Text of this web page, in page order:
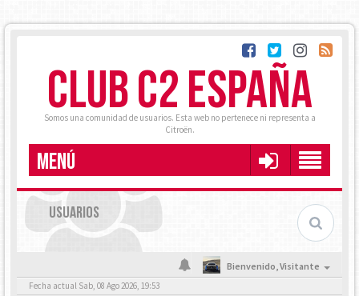
CLUB C2 ESPAÑA
Somos una comunidad de usuarios. Esta web no pertenece ni representa a
Citroën.
MENÚ
USUARIOS
Bienvenido,Visitante
Fecha actual Sab, 08 Ago 2026, 19:53